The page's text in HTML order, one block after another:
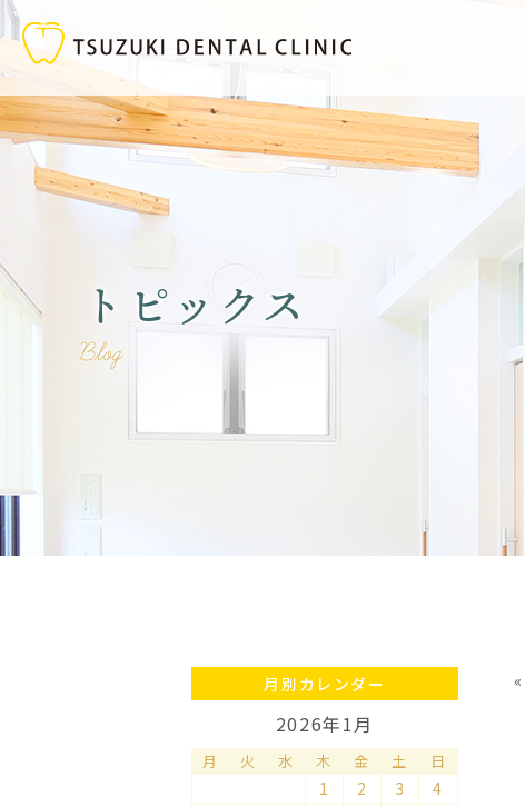
トピックス
Blog
«
月別カレンダー
2026年1月
月 火 水 木 金 土 日
1 2 3
4